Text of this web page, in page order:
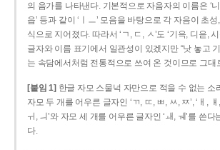
의 음가를 나타낸다. 기본적으로 자음자의 이름은 ‘
읍’ 등과 같이 ‘ㅣㅡ’ 모음을 바탕으로 각 자음이 초
식으로 지어졌다. 따라서 ‘ㄱ, ㄷ, ㅅ’도 ‘기윽, 디읃,
글자와 이름 표기에서 일관성이 있겠지만 “낫 놓고
는 속담에서처럼 전통적으로 쓰여 온 것이므로 그대
[붙임 1] 한글 자모 스물넉 자만으로 적을 수 없는 소
자모 두 개를 어우른 글자인 ‘ㄲ, ㄸ, ㅃ, ㅆ, ㅉ’, ‘ㅐ,
ㅟ, ㅢ’와 자모 세 개를 어우른 글자인 ‘ㅙ, ㅞ’를 쓴다
다.